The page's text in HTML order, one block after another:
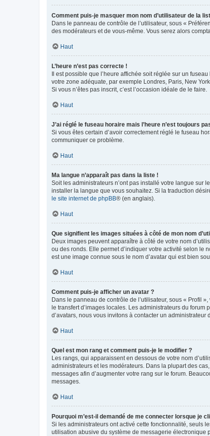
Comment puis-je masquer mon nom d’utilisateur de la
Dans le panneau de contrôle de l’utilisateur, sous «
des modérateurs et de vous-même. Vous serez alors
Haut
L’heure n’est pas correcte !
Il est possible que l’heure affichée soit réglée sur un
votre zone adéquate, par exemple Londres, Paris, New
Si vous n’êtes pas inscrit, c’est l’occasion idéale de le faire.
Haut
J’ai réglé le fuseau horaire mais l’heure n’est toujours
Si vous êtes certain d’avoir correctement réglé le fuseau
communiquer ce problème.
Haut
Ma langue n’apparaît pas dans la liste !
Soit les administrateurs n’ont pas installé votre langue sur
installer la langue que vous souhaitez. Si la traduction
le site internet de phpBB® (en anglais).
Haut
Que signifient les images situées à côté de mon nom
Deux images peuvent apparaître à côté de votre nom
ou des ronds. Elle permet d’indiquer votre activité selon le
est une image connue sous le nom d’avatar qui est bien
Haut
Comment puis-je afficher un avatar ?
Dans le panneau de contrôle de l’utilisateur, sous « Profil
le transfert d’images locales. Les administrateurs du
d’avatars, nous vous invitons à contacter un administrateur
Haut
Quel est mon rang et comment puis-je le modifier ?
Les rangs, qui apparaissent en dessous de votre nom
administrateurs et les modérateurs. Dans la plupart des
messages afin d’augmenter votre rang sur le forum.
messages.
Haut
Pourquoi m’est-il demandé de me connecter lorsque je
Si les administrateurs ont activé cette fonctionnalité, seuls
utilisation abusive du système de messagerie électronique